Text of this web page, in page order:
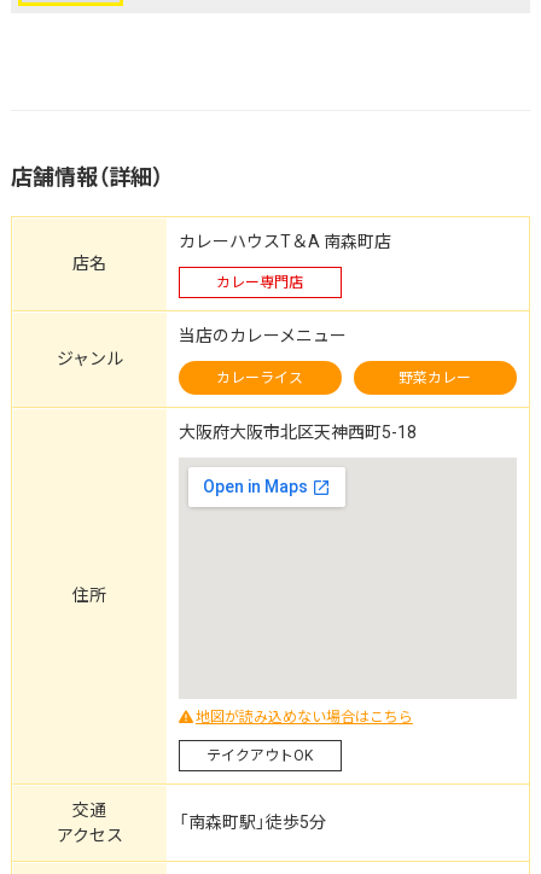
店舗情報（詳細）
店名
カレーハウスT＆A 南森町店
カレー専門店
ジャンル
当店のカレーメニュー
カレーライス 野菜カレー
住所
大阪府大阪市北区天神西町5-18
地図が読み込めない場合はこちら
テイクアウトOK
交通
アクセス
「南森町駅」徒歩5分